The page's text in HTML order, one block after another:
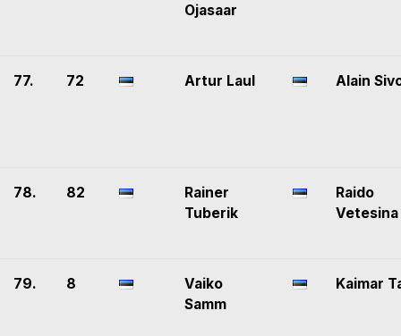
Ojasaar
77. 72 Artur Laul Alain
78. 82
Rainer
Tuberik
Raido
Vetesina
79. 8
Vaiko
Samm
Kaimar